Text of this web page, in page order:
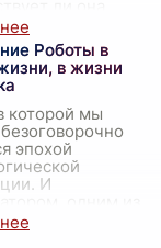
...
Роботы в
в жизни
которой мы
эпохой
И
этой
безусловно,